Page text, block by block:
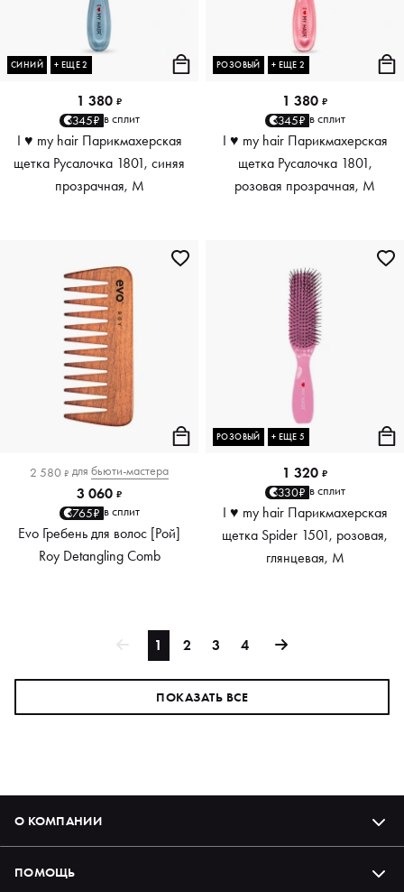
СИНИЙ + ЕЩЕ 2
1 380 ₽
345₽ в сплит
I ♥ my hair Парикмахерская
щетка Русалочка 1801, синяя
прозрачная, M
РОЗОВЫЙ + ЕЩЕ 2
1 380 ₽
345₽ в сплит
I ♥ my hair Парикмахерская
щетка Русалочка 1801,
розовая прозрачная, M
2 580 ₽ для бьюти-мастера
3 060 ₽
765₽ в сплит
Evo Гребень для волос [Рой]
Roy Detangling Comb
РОЗОВЫЙ + ЕЩЕ 5
1 320 ₽
330₽ в сплит
I ♥ my hair Парикмахерская
щетка Spider 1501, розовая,
глянцевая, M
1 2 3 4
ПОКАЗАТЬ ВСЕ
О КОМПАНИИ
ПОМОЩЬ